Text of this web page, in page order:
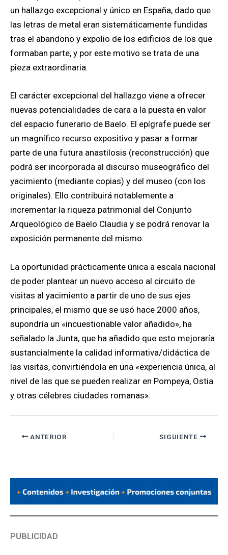
un hallazgo excepcional y único en España, dado que
las letras de metal eran sistemáticamente fundidas
tras el abandono y expolio de los edificios de los que
formaban parte, y por este motivo se trata de una
pieza extraordinaria.
El carácter excepcional del hallazgo viene a ofrecer
nuevas potencialidades de cara a la puesta en valor
del espacio funerario de Baelo. El epígrafe puede ser
un magnífico recurso expositivo y pasar a formar
parte de una futura anastilosis (reconstrucción) que
podrá ser incorporada al discurso museográfico del
yacimiento (mediante copias) y del museo (con los
originales). Ello contribuirá notablemente a
incrementar la riqueza patrimonial del Conjunto
Arqueológico de Baelo Claudia y se podrá renovar la
exposición permanente del mismo.
La oportunidad prácticamente única a escala nacional
de poder plantear un nuevo acceso al circuito de
visitas al yacimiento a partir de uno de sus ejes
principales, el mismo que se usó hace 2000 años,
supondría un «incuestionable valor añadido», ha
señalado la Junta, que ha añadido que esto mejoraría
sustancialmente la calidad informativa/didáctica de
las visitas, convirtiéndola en una «experiencia única, al
nivel de las que se pueden realizar en Pompeya, Ostia
y otras célebres ciudades romanas».
ANTERIOR SIGUIENTE
PUBLICIDAD